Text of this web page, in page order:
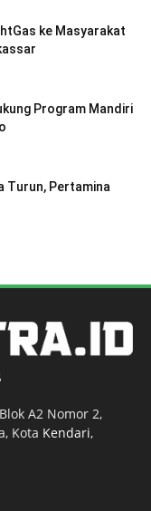
ke Masyarakat
Program Mandiri
Turun, Pertamina
A2 Nomor 2,
Kota Kendari,